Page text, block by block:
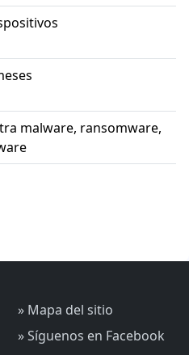
malware, ransomware,
» Mapa del sitio
» Síguenos en Facebook